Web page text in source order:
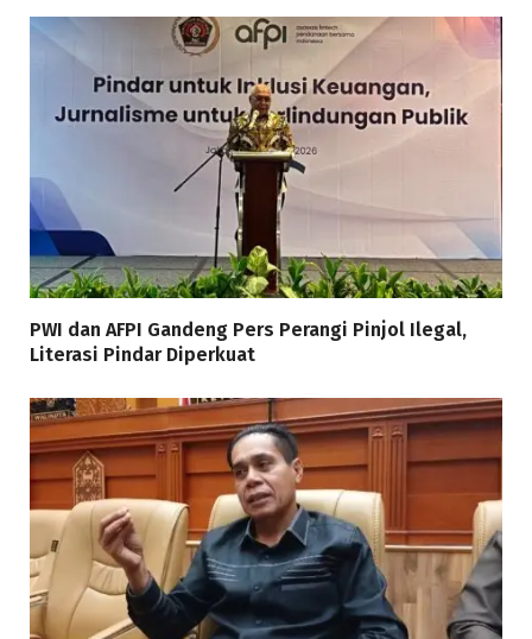
PWI dan AFPI Gandeng Pers Perangi Pinjol Ilegal,
Literasi Pindar Diperkuat